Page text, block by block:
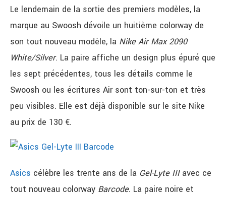
Le lendemain de la sortie des premiers modèles, la
marque au Swoosh dévoile un huitième colorway de
son tout nouveau modèle, la Nike Air Max 2090
White/Silver. La paire affiche un design plus épuré que
les sept précédentes, tous les détails comme le
Swoosh ou les écritures Air sont ton-sur-ton et très
peu visibles. Elle est déjà disponible sur le site Nike
au prix de 130 €.
Asics célèbre les trente ans de la Gel-Lyte IIIavec ce
tout nouveau colorway Barcode. La paire noire et